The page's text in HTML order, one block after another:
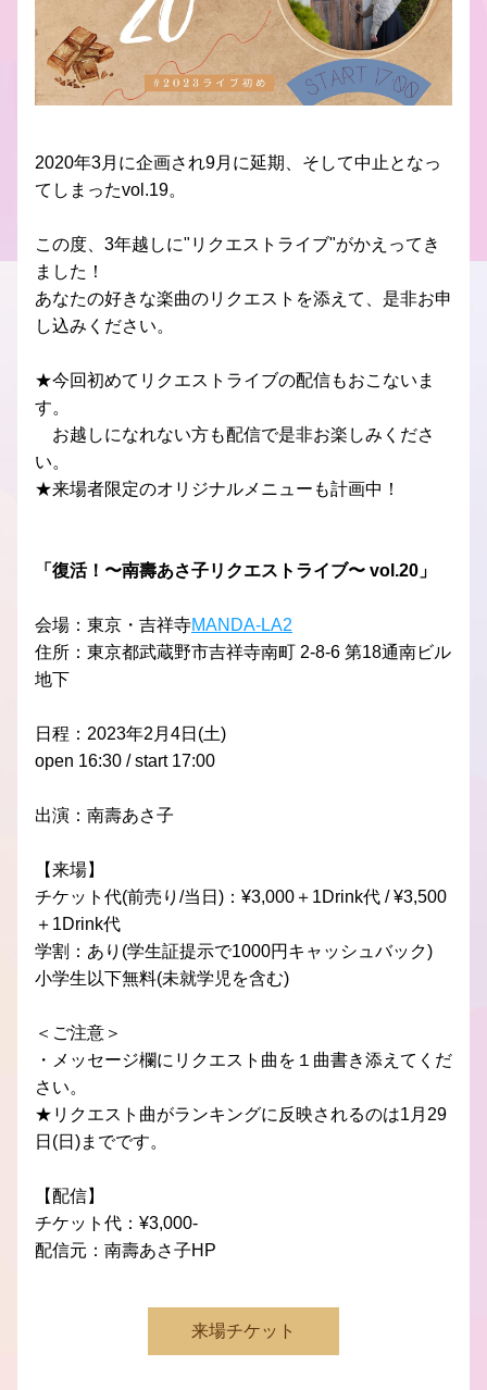
2020年3月に企画され9月に延期、そして中止となっ
てしまったvol.19。
この度、3年越しに"リクエストライブ"がかえってき
ました！
あなたの好きな楽曲のリクエストを添えて、是非お申
し込みください。
★今回初めてリクエストライブの配信もおこないま
す。
お越しになれない方も配信で是非お楽しみくださ
い。
★来場者限定のオリジナルメニューも計画中！
「復活！〜南壽あさ子リクエストライブ〜 vol.20」
会場：東京・吉祥寺MANDA-LA2
住所：東京都武蔵野市吉祥寺南町 2-8-6 第18通南ビル
地下
日程：2023年2月4日(土)
open 16:30 / start 17:00
出演：南壽あさ子
【来場】
チケット代(前売り/当日)：¥3,000＋1Drink代 / ¥3,500
＋1Drink代
学割：あり(学生証提示で1000円キャッシュバック)
小学生以下無料(未就学児を含む)
＜ご注意＞
・メッセージ欄にリクエスト曲を１曲書き添えてくだ
さい。
★リクエスト曲がランキングに反映されるのは1月29
日(日)までです。
【配信】
チケット代：¥3,000-
配信元：南壽あさ子HP
来場チケット